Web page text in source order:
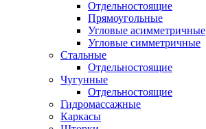
Отдельностоящие
Прямоугольные
Угловые асимметричные
Угловые симметричные
Стальные
Отдельностоящие
Чугунные
Отдельностоящие
Гидромассажные
Каркасы